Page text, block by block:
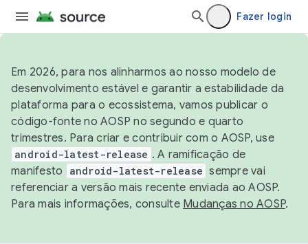
Fazer login
Em 2026, para nos alinharmos ao nosso modelo de
desenvolvimento estável e garantir a estabilidade da
plataforma para o ecossistema, vamos publicar o
código-fonte no AOSP no segundo e quarto
trimestres. Para criar e contribuir com o AOSP, use
android-latest-release . A ramificação de
manifesto
android-latest-release sempre vai
referenciar a versão mais recente enviada ao AOSP.
Para mais informações, consulte Mudanças no AOSP.